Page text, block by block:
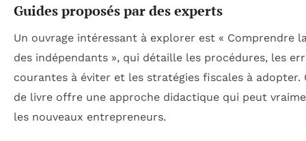
Guides proposés par des experts
Un ouvrage intéressant à explorer est « Comprendre
des indépendants », qui détaille les procédures, les
courantes à éviter et les stratégies fiscales à adopter.
de livre offre une approche didactique qui peut
les nouveaux entrepreneurs.